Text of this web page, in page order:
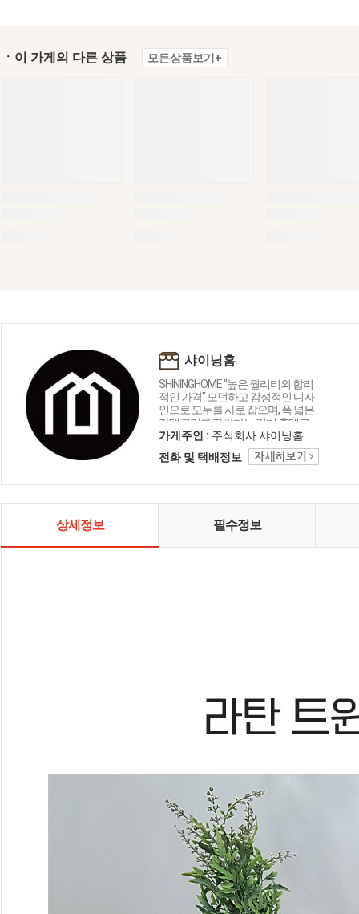
ㆍ이 가게의 다른 상품 모든상품보기+
샤이닝홈
SHININGHOME "높은 퀄리티외 합리
적인 가격" 모던하고 감성적인 디자
인으로 모두를 사로 잡으며, 폭 넓은
카테고리를 자랑하는 리빙 홈데코
인테리어 샤이닝홈입니다.
가게주인 : 주식회사 샤이닝홈
전화 및 택배정보
상세정보 필수정보